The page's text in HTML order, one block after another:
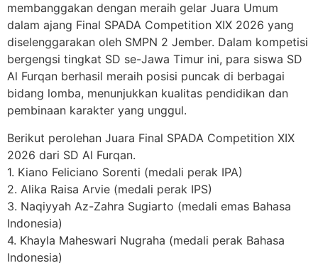
membanggakan dengan meraih gelar Juara Umum
dalam ajang Final SPADA Competition XIX 2026 yang
diselenggarakan oleh SMPN 2 Jember. Dalam kompetisi
bergengsi tingkat SD se-Jawa Timur ini, para siswa SD
Al Furqan berhasil meraih posisi puncak di berbagai
bidang lomba, menunjukkan kualitas pendidikan dan
pembinaan karakter yang unggul.
Berikut perolehan Juara Final SPADA Competition XIX
2026 dari SD Al Furqan.
1. Kiano Feliciano Sorenti (medali perak IPA)
2. Alika Raisa Arvie (medali perak IPS)
3. Naqiyyah Az-Zahra Sugiarto (medali emas Bahasa
Indonesia)
4. Khayla Maheswari Nugraha (medali perak Bahasa
Indonesia)